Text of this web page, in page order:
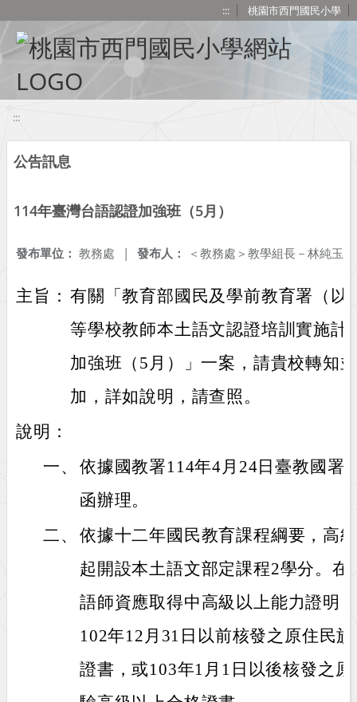
::: 桃園市西門國民小學
:::
公告訊息
114年臺灣台語認證加強班（5月）
發布人： ＜教務處＞教學組長－林純玉
發布單位： 教務處 |
主旨： 有關「教育部國民及學前教育署（以
等學校教師本土語文認證培訓實施計
加強班（5月）」一案，請貴校轉知
加，詳如說明，請查照。
說明：
一、 依據國教署114年4月24日臺教國署
函辦理。
二、 依據十二年國民教育課程綱要，高
起開設本土語文部定課程2學分。
語師資應取得中高級以上能力證明
102年12月31日以前核發之原住民
證書，或103年1月1日以後核發之